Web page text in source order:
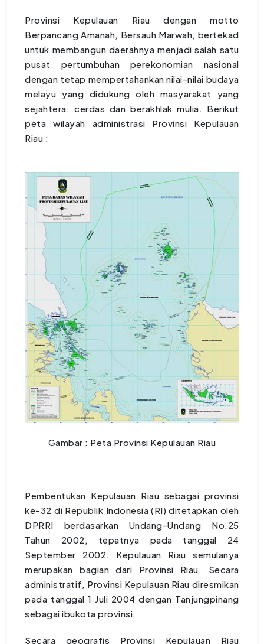
Provinsi Kepulauan Riau dengan motto
Berpancang Amanah, Bersauh Marwah, bertekad
untuk membangun daerahnya menjadi salah satu
pusat pertumbuhan perekonomian nasional
dengan tetap mempertahankan nilai-nilai budaya
melayu yang didukung oleh masyarakat yang
sejahtera, cerdas dan berakhlak mulia. Berikut
peta wilayah administrasi Provinsi Kepulauan
Riau :
Gambar : Peta Provinsi Kepulauan Riau
Pembentukan Kepulauan Riau sebagai provinsi
ke-32 di Republik Indonesia (RI) ditetapkan oleh
DPRRI berdasarkan Undang-Undang No.25
Tahun 2002, tepatnya pada tanggal 24
September 2002. Kepulauan Riau semulanya
merupakan bagian dari Provinsi Riau. Secara
administratif, Provinsi Kepulauan Riau diresmikan
pada tanggal 1 Juli 2004 dengan Tanjungpinang
sebagai ibukota provinsi.
Secara geografis Provinsi Kepulauan Riau